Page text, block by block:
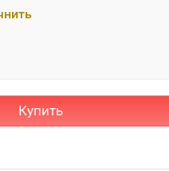
Купить